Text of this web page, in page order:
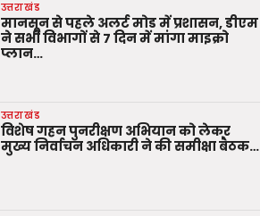
उत्तराखंड
मानसून से पहले अलर्ट मोड में प्रशासन, डीएम
ने सभी विभागों से 7 दिन में मांगा माइक्रो
प्लान…
उत्तराखंड
विशेष गहन पुनरीक्षण अभियान को लेकर
मुख्य निर्वाचन अधिकारी ने की समीक्षा बैठक…